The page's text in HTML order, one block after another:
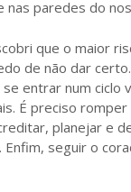
paredes do
que o maior
de não dar certo.
entrar num ciclo
É preciso
planejar e
seguir o